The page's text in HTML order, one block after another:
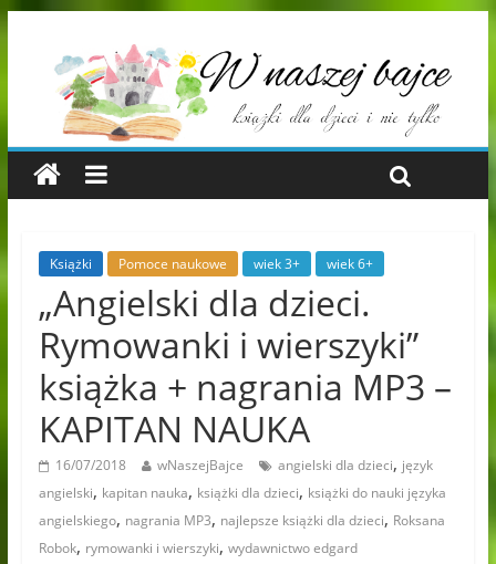
Książki Pomoce naukowe wiek 3+ wiek 6+
„Angielski dla dzieci.
Rymowanki i wierszyki”
książka + nagrania MP3 –
KAPITAN NAUKA
16/07/2018 wNaszejBajce angielski dla dzieci, język
angielski, kapitan nauka, książki dla dzieci, książki do nauki języka
angielskiego, nagrania MP3, najlepsze książki dla dzieci, Roksana
Robok, rymowanki i wierszyki, wydawnictwo edgard